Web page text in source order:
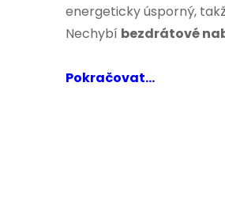
energeticky úsporný,
Nechybí bezdrátové
Pokračovat...